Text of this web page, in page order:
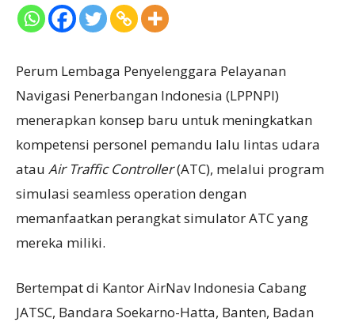
Perum Lembaga Penyelenggara Pelayanan
Navigasi Penerbangan Indonesia (LPPNPI)
menerapkan konsep baru untuk meningkatkan
kompetensi personel pemandu lalu lintas udara
atau Air Traffic Controller(ATC), melalui program
simulasi seamless operation dengan
memanfaatkan perangkat simulator ATC yang
mereka miliki.
Bertempat di Kantor AirNav Indonesia Cabang
JATSC, Bandara Soekarno-Hatta, Banten, Badan